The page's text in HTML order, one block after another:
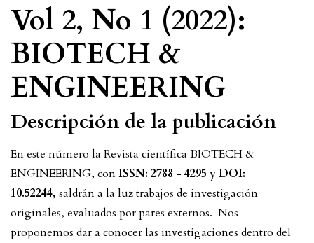
Vol 2, No 1 (2022):
BIOTECH &
ENGINEERING
Descripción de la publicación
En este número la Revista científica BIOTECH &
ENGINEERING, conISSN: 2788 - 4295 y DOI:
10.52244, saldrán a la luz trabajos de investigación
originales, evaluados por pares externos. Nos
proponemos dar a conocer las investigaciones dentro del